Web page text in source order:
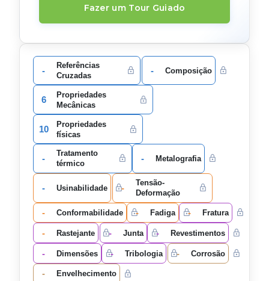
Fazer um Tour Guiado
-
Referências
Cruzadas
- Composição
6
Propriedades
Mecânicas
10
Propriedades
físicas
-
Tratamento
térmico
- Metalografia
- Usinabilidade -
Tensão-
Deformação
- Conformabilidade - Fadiga - Fratura
- Rastejante - Junta - Revestimentos
- Dimensões - Tribologia - Corrosão
- Envelhecimento